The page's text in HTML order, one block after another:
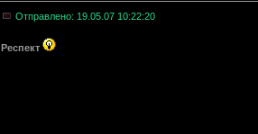
Отправлено: 19.05.07 10:22:20
Респект